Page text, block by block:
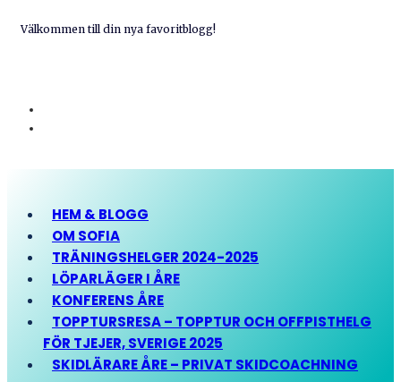
Välkommen till din nya favoritblogg!
HEM & BLOGG
OM SOFIA
TRÄNINGSHELGER 2024-2025
LÖPARLÄGER I ÅRE
KONFERENS ÅRE
TOPPTURSRESA – TOPPTUR OCH OFFPISTHELG
FÖR TJEJER, SVERIGE 2025
SKIDLÄRARE ÅRE – PRIVAT SKIDCOACHNING